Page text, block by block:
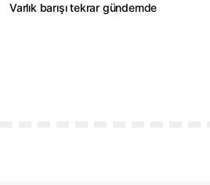
Varlık barışı tekrar gündemde